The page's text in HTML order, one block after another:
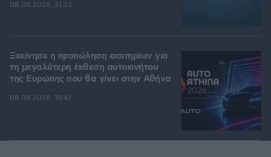
08.08.2026, 21:23
Ξεκίνησε η προπώληση εισιτηρίων για
τη μεγαλύτερη έκθεση αυτοκινήτου
της Ευρώπης που θα γίνει στην Αθήνα
08.08.2026, 19:47